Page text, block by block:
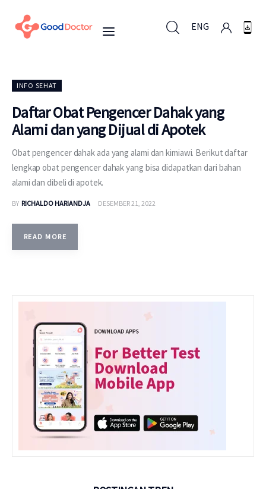
ENG
Untuk Bisnis
Untuk Anda
Berita
Layanan
INFO SEHAT
Daftar Obat Pengencer Dahak yang
Alami dan yang Dijual di Apotek
Obat pengencer dahak ada yang alami dan kimiawi. Berikut daftar
lengkap obat pengencer dahak yang bisa didapatkan dari bahan
alami dan dibeli di apotek.
BY RICHALDO HARIANDJA DESEMBER 21, 2022
READ MORE